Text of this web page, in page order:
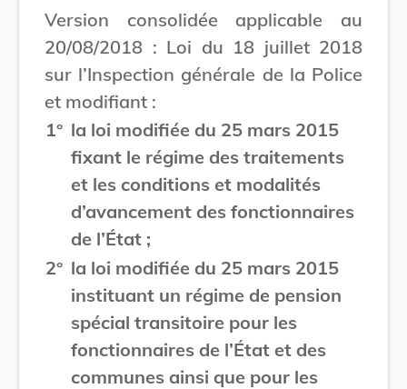
Version consolidée applicable au
20/08/2018 : Loi du 18 juillet 2018
sur l’Inspection générale de la Police
et modifiant :
1° la loi modifiée du 25 mars 2015
fixant le régime des traitements
et les conditions et modalités
d’avancement des fonctionnaires
de l’État ;
2° la loi modifiée du 25 mars 2015
instituant un régime de pension
spécial transitoire pour les
fonctionnaires de l’État et des
communes ainsi que pour les